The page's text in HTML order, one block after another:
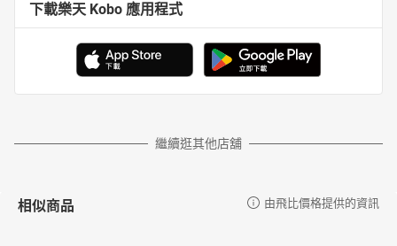
下載樂天 Kobo 應用程式
繼續逛其他店舖
相似商品 由飛比價格提供的資訊